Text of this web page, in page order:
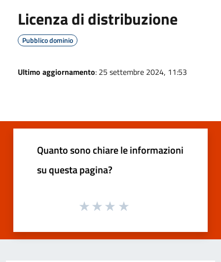
Licenza di distribuzione
Pubblico dominio
Ultimo aggiornamento: 25 settembre 2024, 11:53
Quanto sono chiare le informazioni
su questa pagina?